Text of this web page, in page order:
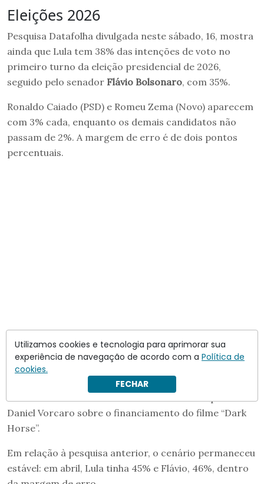
Eleições 2026
Pesquisa Datafolha divulgada neste sábado, 16, mostra
ainda que Lula tem 38% das intenções de voto no
primeiro turno da eleição presidencial de 2026,
seguido pelo senador Flávio Bolsonaro, com 35%.
Ronaldo Caiado (PSD) e Romeu Zema (Novo) aparecem
com 3% cada, enquanto os demais candidatos não
passam de 2%. A margem de erro é de dois pontos
percentuais.
Na simulação de segundo turno,Lula e Flávio
aparecem empatados com 45% das intenções de voto
O levantamento foi realizado antes da divulgação das
Daniel Vorcaro sobre o financiamento do filme “Dark
Horse”.
Em relação à pesquisa anterior, o cenário permaneceu
estável: em abril, Lula tinha 45% e Flávio, 46%, dentro
Utilizamos cookies e tecnologia para aprimorar sua
experiência de navegação de acordo com a Política de
cookies.
FECHAR